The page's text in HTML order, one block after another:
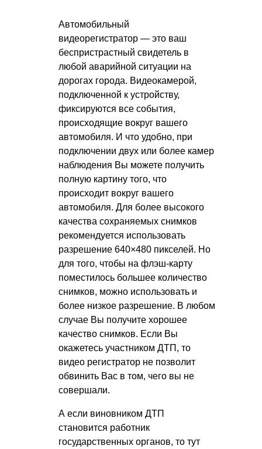
Автомобильный
видеорегистратор — это ваш
беспристрастный свидетель в
любой аварийной ситуации на
дорогах города. Видеокамерой,
подключенной к устройству,
фиксируются все события,
происходящие вокруг вашего
автомобиля. И что удобно, при
подключении двух или более камер
наблюдения Вы можете получить
полную картину того, что
происходит вокруг вашего
автомобиля. Для более высокого
качества сохраняемых снимков
рекомендуется использовать
разрешение 640×480 пикселей. Но
для того, чтобы на флэш-карту
поместилось большее количество
снимков, можно использовать и
более низкое разрешение. В любом
случае Вы получите хорошее
качество снимков. Если Вы
окажетесь участником ДТП, то
видео регистратор не позволит
обвинить Вас в том, чего вы не
совершали.
А если виновником ДТП
становится работник
государственных органов, то тут